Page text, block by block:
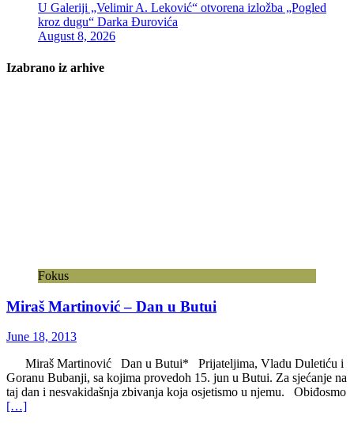
U Galeriji „Velimir A. Leković“ otvorena izložba „Pogled
kroz dugu“ Darka Đurovića
August 8, 2026
Izabrano iz arhive
Fokus
Miraš Martinović – Dan u Butui
June 18, 2013
Miraš Martinović Dan u Butui* Prijateljima, Vladu Duletiću i
Goranu Bubanji, sa kojima provedoh 15. jun u Butui. Za sjećanje na
taj dan i nesvakidašnja zbivanja koja osjetismo u njemu. Obiđosmo
[…]